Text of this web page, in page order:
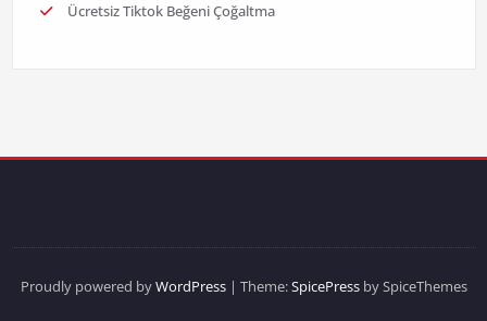
Ücretsiz Tiktok Beğeni Çoğaltma
Proudly powered byWordPress| Theme:SpicePressby SpiceThemes